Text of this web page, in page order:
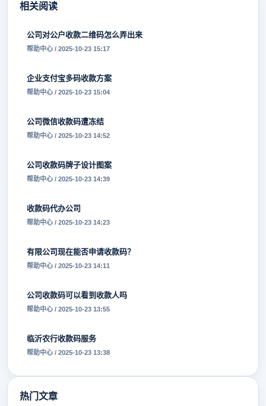
相关阅读
公司对公户收款二维码怎么弄出来
帮助中心 / 2025-10-23 15:17
企业支付宝多码收款方案
帮助中心 / 2025-10-23 15:04
公司微信收款码遭冻结
帮助中心 / 2025-10-23 14:52
公司收款码牌子设计图案
帮助中心 / 2025-10-23 14:39
收款码代办公司
帮助中心 / 2025-10-23 14:23
有限公司现在能否申请收款码？
帮助中心 / 2025-10-23 14:11
公司收款码可以看到收款人吗
帮助中心 / 2025-10-23 13:55
临沂农行收款码服务
帮助中心 / 2025-10-23 13:38
热门文章